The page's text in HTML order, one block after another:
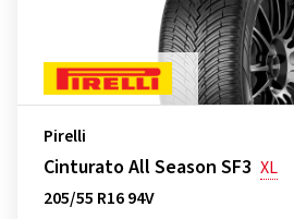
Pirelli
Cinturato All Season SF3 XL
205/55 R16 94V